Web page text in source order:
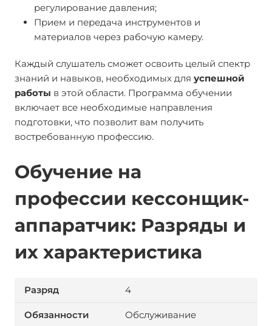
регулирование давления;
Прием и передача инструментов и
материалов через рабочую камеру.
Каждый слушатель сможет освоить целый спектр
знаний и навыков, необходимых для успешной
работы в этой области. Программа обучении
включает все необходимые направления
подготовки, что позволит вам получить
востребованную профессию.
Обучение на
профессии кессонщик-
аппаратчик: Разряды и
их характеристика
4
Обслуживание